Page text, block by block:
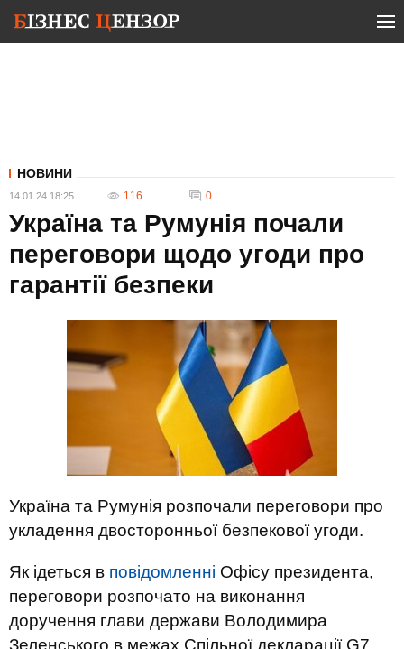
НОВИНИ
14.01.24 18:25 116 0
Україна та Румунія почали
переговори щодо угоди про
гарантії безпеки
Україна та Румунія розпочали переговори про
укладення двосторонньої безпекової угоди.
Як ідеться в повідомленні Офісу президента,
переговори розпочато на виконання
доручення глави держави Володимира
Зеленського в межах Спільної декларації G7